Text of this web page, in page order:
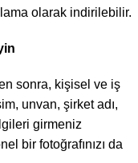
olarak indirilebilir.
sonra, kişisel ve iş
unvan, şirket adı,
girmeniz
bir fotoğrafınızı da